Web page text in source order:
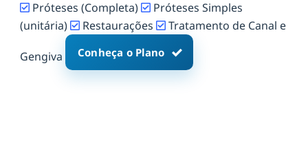
Próteses (Completa)
Próteses Simples
(unitária)
Restaurações Tratamento de Canal e
Gengiva Conheça o Plano